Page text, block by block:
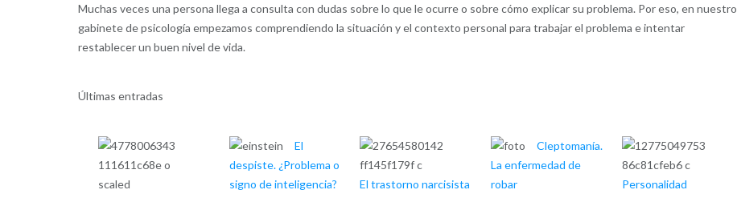
Muchas veces una persona llega a consulta con dudas sobre lo que le ocurre o sobre cómo explicar su problema. Por eso, en nuestro
gabinete de psicología empezamos comprendiendo la situación y el contexto personal para trabajar el problema e intentar
restablecer un buen nivel de vida.
Últimas entradas
El
despiste. ¿Problema o
signo de inteligencia?
El trastorno narcisista
Cleptomanía.
La enfermedad de
robar
Personalidad